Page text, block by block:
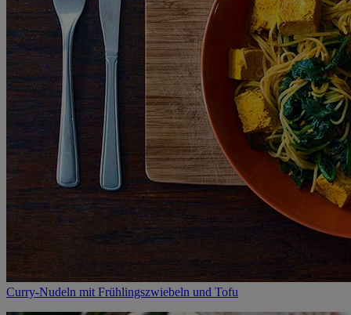
Curry-Nudeln mit Frühlingszwiebeln und Tofu